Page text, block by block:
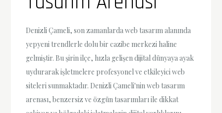
Denizli Çameli, son zamanlarda web tasarım alanında
yepyeni trendlerle dolu bir cazibe merkezi haline
gelmiştir. Bu şirin ilçe, hızla gelişen dijital dünyaya ayak
uydurarak işletmelere profesyonel ve etkileyici web
siteleri sunmaktadır. Denizli Çameli'nin web tasarım
arenası, benzersiz ve özgün tasarımları ile dikkat